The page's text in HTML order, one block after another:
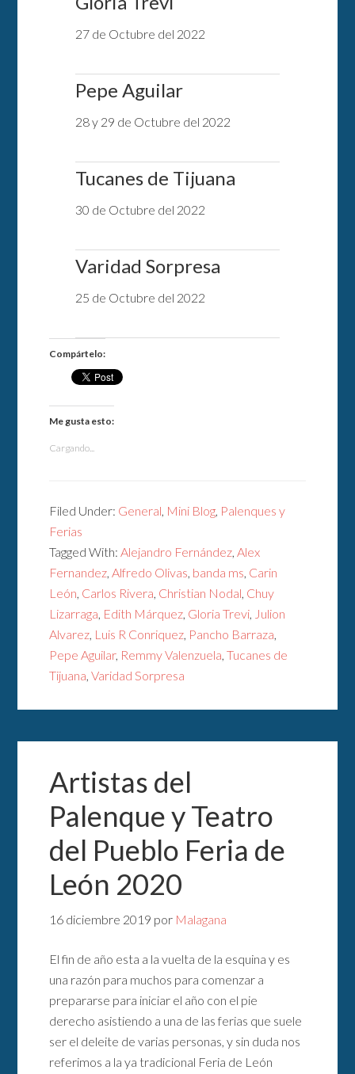
27 de Octubre del 2022
Pepe Aguilar
28 y 29 de Octubre del 2022
Tucanes de Tijuana
30 de Octubre del 2022
Varidad Sorpresa
25 de Octubre del 2022
Compártelo:
Me gusta esto:
Cargando...
Filed Under: General, Mini Blog, Palenques y
Ferias
Tagged With:Alejandro Fernández,Alex
Fernandez,Alfredo Olivas, banda ms, Carin
León, Carlos Rivera, Christian Nodal, Chuy
Lizarraga, Edith Márquez, Gloria Trevi, Julion
Alvarez, Luis R Conriquez, Pancho Barraza,
Pepe Aguilar, Remmy Valenzuela,Tucanes de
Tijuana,Varidad Sorpresa
Artistas del
Palenque y Teatro
del Pueblo Feria de
León 2020
16 diciembre 2019 por Malagana
El fin de año esta a la vuelta de la esquina y es
una razón para muchos para comenzar a
prepararse para iniciar el año con el pie
derecho asistiendo a una de las ferias que suele
ser el deleite de varias personas, y sin duda nos
referimos a la ya tradicional Feria de León